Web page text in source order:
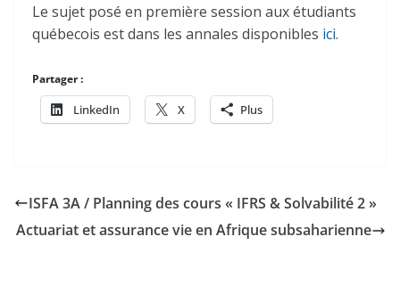
Le sujet posé en première session aux étudiants
québecois est dans les annales disponibles ici.
Partager :
LinkedIn X Plus
ISFA 3A / Planning des cours « IFRS & Solvabilité 2 »
Actuariat et assurance vie en Afrique subsaharienne